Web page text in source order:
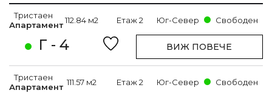
Г - 4
Тристаен
Апартамент112.84 м2 Етаж 2 Юг-Север Свободен
ВИЖ ПОВЕЧЕ
Тристаен
Апартамент 111.57 м2 Етаж 2 Юг-Север Свободен